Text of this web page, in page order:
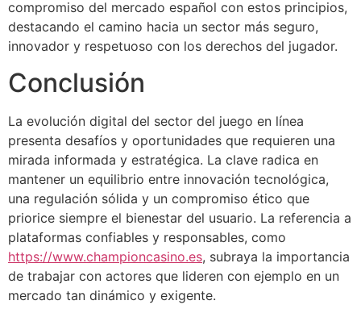
compromiso del mercado español con estos principios,
destacando el camino hacia un sector más seguro,
innovador y respetuoso con los derechos del jugador.
Conclusión
La evolución digital del sector del juego en línea
presenta desafíos y oportunidades que requieren una
mirada informada y estratégica. La clave radica en
mantener un equilibrio entre innovación tecnológica,
una regulación sólida y un compromiso ético que
priorice siempre el bienestar del usuario. La referencia a
plataformas confiables y responsables, como
https://www.championcasino.es, subraya la importancia
de trabajar con actores que lideren con ejemplo en un
mercado tan dinámico y exigente.